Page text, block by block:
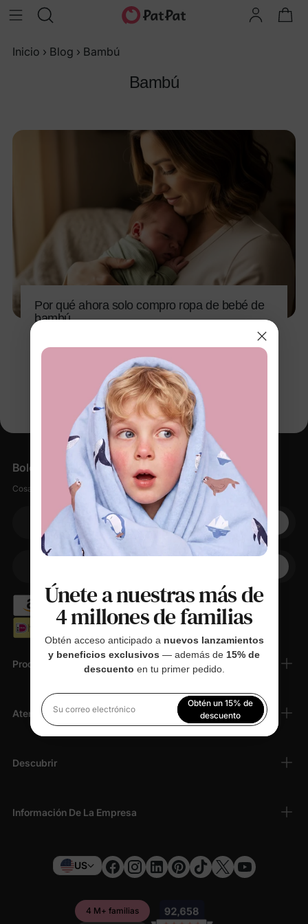
Inicio › Blog › Bambú
Bambú
Por qué ahora solo compro ropa de bebé de
bambú
Productos
Atención Al Cliente
Descubrir
Información De La Empresa
Boletín informativo
Cosas suaves, pequeños descuentos, cero spam.
Su correo electrónico
US
4 M+ familias
Únete a nuestras más de
4 millones de familias
Obtén acceso anticipado a nuevos lanzamientos
y beneficios exclusivos — además de 15% de
descuento en tu primer pedido.
Su correo electrónico
Obtén un 15% de
descuento